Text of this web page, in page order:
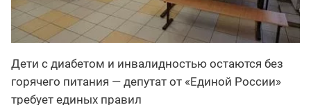
Дети с диабетом и инвалидностью остаются без
горячего питания — депутат от «Единой России»
требует единых правил